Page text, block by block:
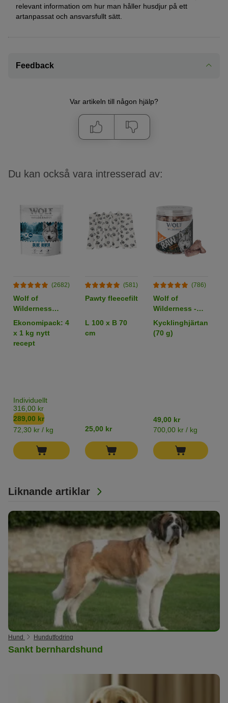
relevant information om hur man håller husdjur på ett
artanpassat och ansvarsfullt sätt.
Feedback
Var artikeln till någon hjälp?
Liknande artiklar
Hund Hundutfodring
Sankt bernhardshund
Du kan också vara intresserad av:
(2682)
Wolf of
Wilderness
Adult "Blue
River" Lax
(Bästsäljare)
Ekonomipack: 4
x 1 kg nytt
recept
Individuellt
316,00 kr
289,00 kr
72,30 kr / kg
(581)
Pawty fleecefilt
L 100 x B 70
cm
25,00 kr
(786)
Wolf of
Wilderness -
RAW Snacks
Kycklinghjärtan
(70 g)
49,00 kr
700,00 kr / kg